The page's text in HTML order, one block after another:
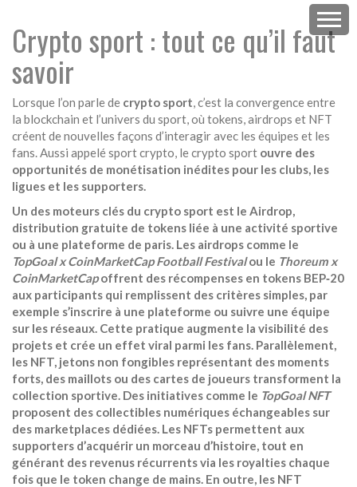
Crypto sport : tout ce qu’il faut
savoir
Lorsque l’on parle de crypto sport,c’est la convergence entre
la blockchain et l’univers du sport, où tokens, airdrops et NFT
créent de nouvelles façons d’interagir avec les équipes et les
fans. Aussi appelé sport crypto, le crypto sport ouvre des
opportunités de monétisation inédites pour les clubs, les
ligues et les supporters.
Un des moteurs clés du crypto sport est le Airdrop,
distribution gratuite de tokens liée à une activité sportive
ou à une plateforme de paris. Les airdrops comme le
TopGoal x CoinMarketCap Football Festivalou le Thoreum x
CoinMarketCapoffrent des récompenses en tokens BEP‑20
aux participants qui remplissent des critères simples, par
exemple s’inscrire à une plateforme ou suivre une équipe
sur les réseaux. Cette pratique augmente la visibilité des
projets et crée un effet viral parmi les fans. Parallèlement,
les NFT, jetons non fongibles représentant des moments
forts, des maillots ou des cartes de joueurs transforment la
collection sportive. Des initiatives comme le TopGoal NFT
proposent des collectibles numériques échangeables sur
des marketplaces dédiées. Les NFTs permettent aux
supporters d’acquérir un morceau d’histoire, tout en
générant des revenus récurrents via les royalties chaque
fois que le token change de mains. En outre, les NFT